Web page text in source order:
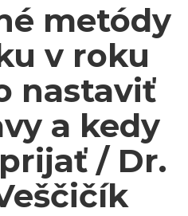
metódy
v roku
nastaviť
a kedy
/ Dr.